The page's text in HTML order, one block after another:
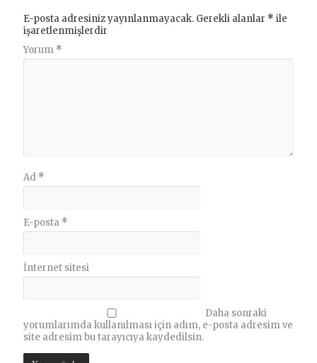
E-posta adresiniz yayınlanmayacak. Gerekli alanlar * ile
işaretlenmişlerdir
Yorum *
Ad *
E-posta *
İnternet sitesi
Daha sonraki
yorumlarımda kullanılması için adım, e-posta adresim ve
site adresim bu tarayıcıya kaydedilsin.